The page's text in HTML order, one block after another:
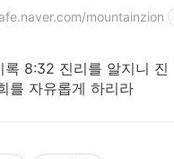
mountainzion
록 8:32 진리를 알지니 진
를 자유롭게 하리라